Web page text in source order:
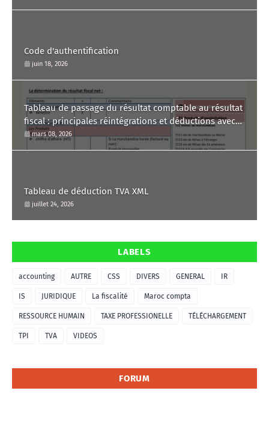
Code d'authentification
juin 18, 2026
Tableau de passage du résultat comptable au résultat
fiscal : principales réintégrations et déductions avec
commentaire.
mars 08, 2026
Tableau de déduction TVA XML
juillet 24, 2026
LABELS
accounting AUTRE CSS DIVERS GENERAL IR
IS JURIDIQUE La fiscalité Maroc compta
RESSOURCE HUMAIN TAXE PROFESSIONELLE TÉLÉCHARGEMENT
TPI TVA VIDEOS
FORUM